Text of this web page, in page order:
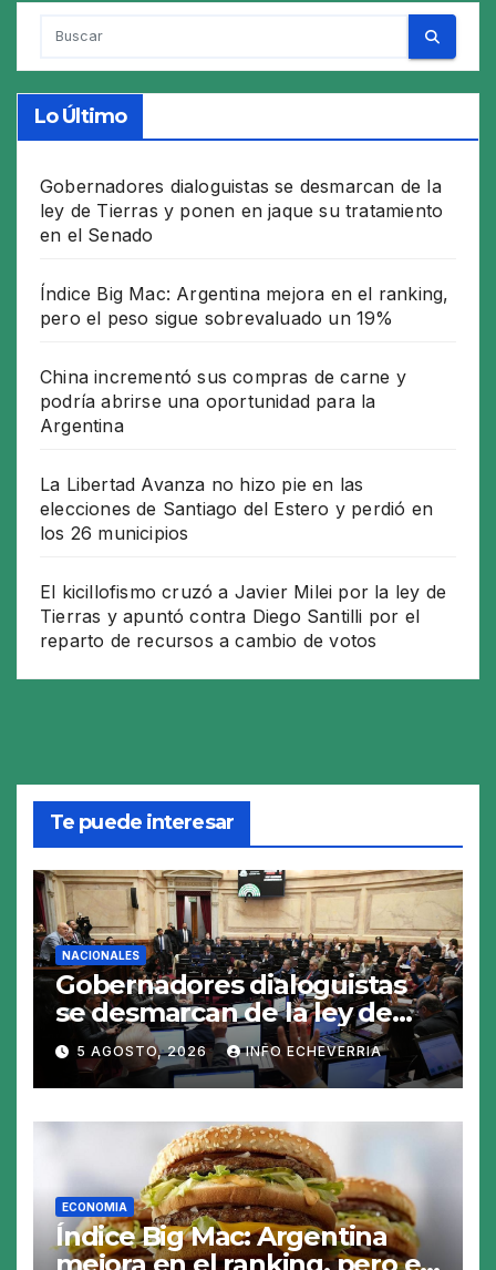
Lo Último
Gobernadores dialoguistas se desmarcan de la
ley de Tierras y ponen en jaque su tratamiento
en el Senado
Índice Big Mac: Argentina mejora en el ranking,
pero el peso sigue sobrevaluado un 19%
China incrementó sus compras de carne y
podría abrirse una oportunidad para la
Argentina
La Libertad Avanza no hizo pie en las
elecciones de Santiago del Estero y perdió en
los 26 municipios
El kicillofismo cruzó a Javier Milei por la ley de
Tierras y apuntó contra Diego Santilli por el
reparto de recursos a cambio de votos
Te puede interesar
NACIONALES
Gobernadores dialoguistas
se desmarcan de la ley de
Tierras y ponen en jaque su
tratamiento en el Senado
5 AGOSTO, 2026 INFO ECHEVERRIA
ECONOMIA
Índice Big Mac: Argentina